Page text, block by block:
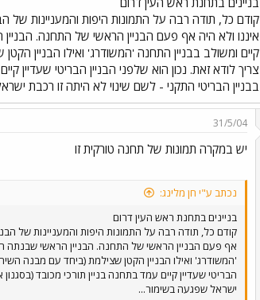
קודם כל, תודה רבה על התמונות היפות והמעניינות של
קיים ומשולב בבניין התחנה 'המשודרג' ואילו הבניין
צריך לודא זאת. נכון הוא שלפני הבניין הבריטי שעדיין
בבניין הבריטי התקני - לשם שינוי לא היתה זו רכבת
31/5/04
יש במקרה תמונות של תחנה טורקית זו
נכתב ע"י חן מלינג:
בניינים בתחנת ראש העין דרום
קודם כל, תודה רבה על התמונות היפות והמעניינות של
'המשודרג' ואילו הבניין הקטן שצילמת (ביחד עם מבנה
הבריטי שעדיין קיים עמד בתחנה בניין תורכי מכובד
ישראל שפגעה בשימור...